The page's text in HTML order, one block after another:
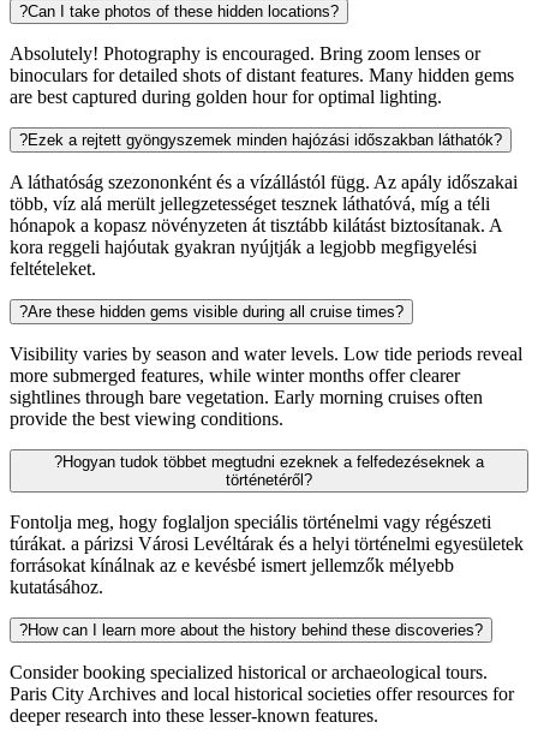
?Can I take photos of these hidden locations?
Absolutely! Photography is encouraged. Bring zoom lenses or
binoculars for detailed shots of distant features. Many hidden gems
are best captured during golden hour for optimal lighting.
?Ezek a rejtett gyöngyszemek minden hajózási időszakban láthatók?
A láthatóság szezononként és a vízállástól függ. Az apály időszakai
több, víz alá merült jellegzetességet tesznek láthatóvá, míg a téli
hónapok a kopasz növényzeten át tisztább kilátást biztosítanak. A
kora reggeli hajóutak gyakran nyújtják a legjobb megfigyelési
feltételeket.
?Are these hidden gems visible during all cruise times?
Visibility varies by season and water levels. Low tide periods reveal
more submerged features, while winter months offer clearer
sightlines through bare vegetation. Early morning cruises often
provide the best viewing conditions.
?Hogyan tudok többet megtudni ezeknek a felfedezéseknek a
történetéről?
Fontolja meg, hogy foglaljon speciális történelmi vagy régészeti
túrákat. a párizsi Városi Levéltárak és a helyi történelmi egyesületek
forrásokat kínálnak az e kevésbé ismert jellemzők mélyebb
kutatásához.
?How can I learn more about the history behind these discoveries?
Consider booking specialized historical or archaeological tours.
Paris City Archives and local historical societies offer resources for
deeper research into these lesser-known features.